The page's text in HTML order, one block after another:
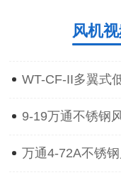
风机
WT-CF-II多翼式低噪音
9-19万通不锈钢风机
万通4-72A不锈钢风机